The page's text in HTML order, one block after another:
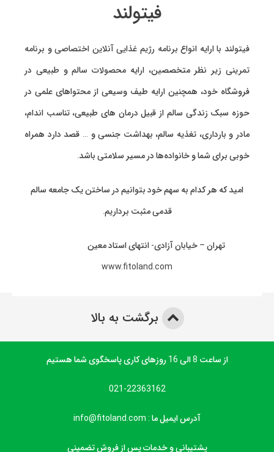
فیتولند
فیتولند با ارایه انواع برنامه رژیم غذایی آنلاین اختصاصیو برنامه
تمرینیزیر نظر متخصصین، ارایه محصولات سالم و طبیعی در
فروشگاه خود، همچنین ارایه طیف وسیعی از محتواهای علمی در
حوزه سبک زندگی سالم از قبیل درمان های طبیعی، تناسب اندام،
مادر و بارداری، تغذیه سالم، بهداشت جنسی و … قصد دارد همراه
خوبی برای شما و خانواده‌ها در مسیر سلامتی باشد.
امید که هر کدام به سهم خود بتوانیم در ساختن یک جامعه سالم
قدمی مثبت برداریم.
تهران – خیابان آزادی- انتهای استاد معین
www.fitoland.com
برگشت به بالا
از ساعت 8 الی 16 روزهای کاری پاسخگوی شما هستیم
021-22363162
آدرس ایمیل ما : info@fitoland.com
پشتیبانی و خدمات پس از فروش تضمینی